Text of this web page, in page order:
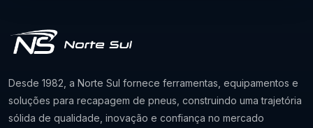
Desde 1982, a Norte Sul fornece ferramentas, equipamentos e
soluções para recapagem de pneus, construindo uma trajetória
sólida de qualidade, inovação e confiança no mercado